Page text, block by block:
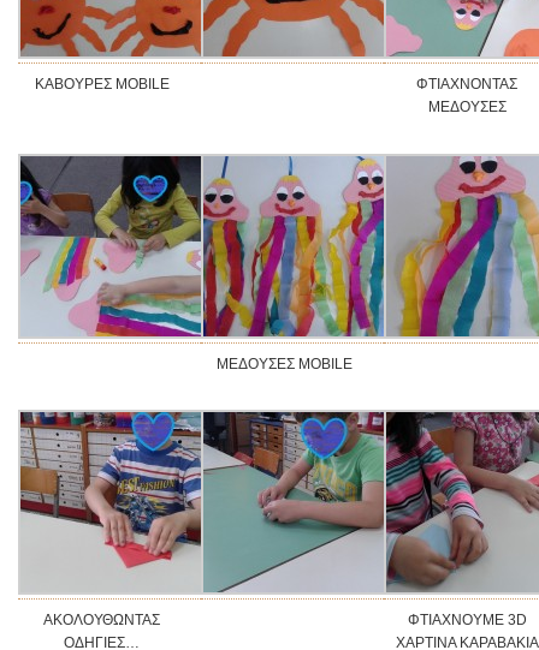
ΚΑΒΟΥΡΕΣ MOBILE
ΦΤΙΑΧΝΟΝΤΑΣ
ΜΕΔΟΥΣΕΣ
ΜΕΔΟΥΣΕΣ MOBILE
ΑΚΟΛΟΥΘΩΝΤΑΣ
ΟΔΗΓΙΕΣ…
ΦΤΙΑΧΝΟΥΜΕ 3D
ΧΑΡΤΙΝΑ ΚΑΡΑΒΑΚΙΑ